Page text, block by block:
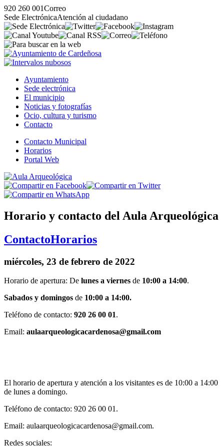
920 260 001Correo
Sede ElectrónicaAtención al ciudadano
Ayuntamiento
Sede electrónica
El municipio
Noticias y fotografías
Ocio, cultura y turismo
Contacto
Contacto Municipal
Horarios
Portal Web
Horario y contacto del Aula Arqueológica
ContactoHorarios
miércoles, 23 de febrero de 2022
Horario de apertura: De lunes a viernes de 10:00 a 14:00.
Sabados y domingos de 10:00 a 14:00.
Teléfono de contacto: 920 26 00 01.
Email: aulaarqueologicacardenosa@gmail.com
El horario de apertura y atención a los visitantes es de 10:00 a 14:00
de lunes a domingo.
Teléfono de contacto: 920 26 00 01.
Email: aulaarqueologicacardenosa@gmail.com.
Redes sociales: